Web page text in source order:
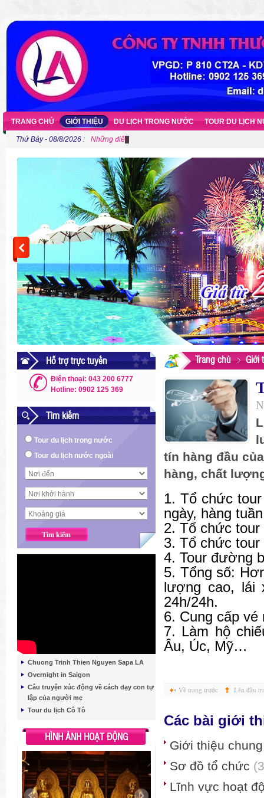
TRANG CHỦ GIỚI THIỆU DU LỊCH TRONG NƯỚC TOUR DU LỊCH
Thứ Bảy - 08/8/2026 : Những điểm cắm trại gần Hà Nội cho người ưa khám
Hỗ trợ trực tuyến
Điện thoại: 043 200 6777
Hotline: 0902 125 369
Tìm kiếm
Tour du lịch trong nước
Tour du lịch nước ngoài
Chuong Trinh Thien Nguyen Sapa LA
Overnight in Saigon
Câu truyện xúc động về cách dạy con tự
lập của người mẹ
Tour du lịch Cô Tô
HÌNH ẢNH HOẠT ĐỘNG
Trang chủ Giới
tín hàng đầu
hàng, chất
1. Tổ chức
ngày, hàng
2. Tổ chức tour
3. Tổ chức
4. Tour đường
5. Tổng số:
lượng cao, lái
24h/24h.
6. Cung cấp vé
7. Làm hộ
Âu, Úc, Mỹ…
Về trang trước Lên đầu
Các bài giới
Giới thiệu
Sơ đồ tổ chức
Lĩnh vực hoạt